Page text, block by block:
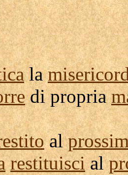
la
di propria
al
restituiscial